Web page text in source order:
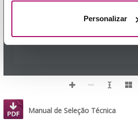
Personalizar
Manual de Seleção Técnica